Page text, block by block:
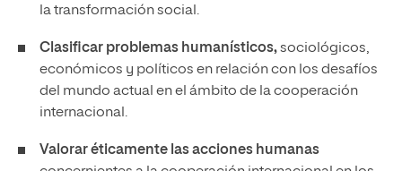
la transformación social.
Clasificar problemas humanísticos,sociológicos,
económicos y políticos en relación con los desafíos
del mundo actual en el ámbito de la cooperación
internacional.
Valorar éticamente las acciones humanas